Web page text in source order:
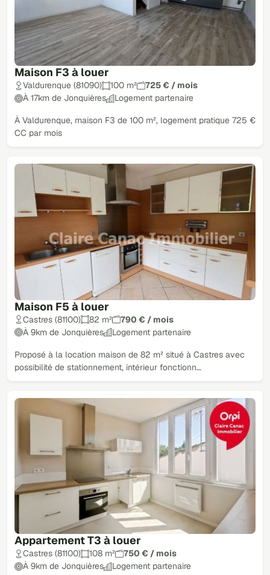
Maison F3 à louer
Valdurenque (81090) 100 m²
725 € / mois
À 17km de Jonquières
Logement partenaire
À Valdurenque, maison F3 de 100 m², logement pratique 725 €
CC par mois
Maison F5 à louer
Castres (81100) 82 m²
790 € / mois
À 9km de Jonquières
Logement partenaire
Proposé à la location maison de 82 m² situé à Castres avec
possibilité de stationnement, intérieur fonctionn…
Appartement T3 à louer
Castres (81100) 108 m²
750 € / mois
À 9km de Jonquières
Logement partenaire